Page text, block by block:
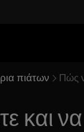
πιάτων Πώς
και